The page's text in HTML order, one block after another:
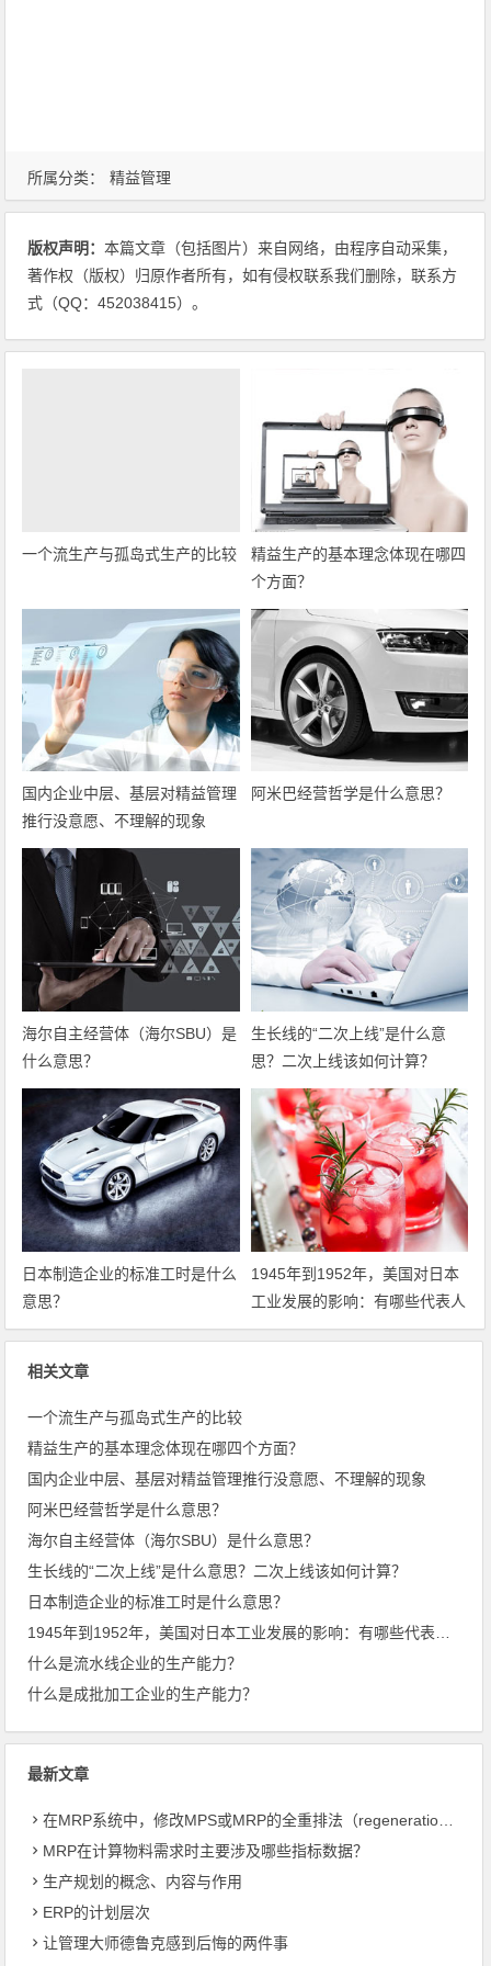
所属分类： 精益管理
版权声明：本篇文章（包括图片）来自网络，由程序自动采集，
著作权（版权）归原作者所有，如有侵权联系我们删除，联系方
式（QQ：452038415）。
一个流生产与孤岛式生产的比较
精益生产的基本理念体现在哪四
个方面？
国内企业中层、基层对精益管理
推行没意愿、不理解的现象
阿米巴经营哲学是什么意思？
海尔自主经营体（海尔SBU）是
什么意思？
生长线的“二次上线”是什么意
思？二次上线该如何计算？
日本制造企业的标准工时是什么
意思？
1945年到1952年，美国对日本
工业发展的影响：有哪些代表人
物？
相关文章
一个流生产与孤岛式生产的比较
精益生产的基本理念体现在哪四个方面？
国内企业中层、基层对精益管理推行没意愿、不理解的现象
阿米巴经营哲学是什么意思？
海尔自主经营体（海尔SBU）是什么意思？
生长线的“二次上线”是什么意思？二次上线该如何计算？
日本制造企业的标准工时是什么意思？
什么是流水线企业的生产能力？
什么是成批加工企业的生产能力？
最新文章
在MRP系统中，修改MPS或MRP的全重排法（regeneration）和净改变法？
MRP在计算物料需求时主要涉及哪些指标数据？
生产规划的概念、内容与作用
ERP的计划层次
让管理大师德鲁克感到后悔的两件事